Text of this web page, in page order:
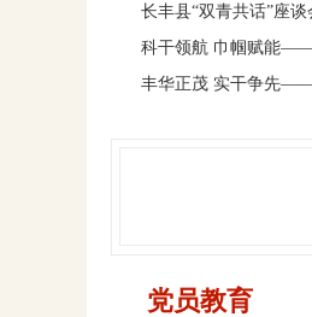
长丰县“双青共话”座
科干领航 巾帼赋能——
丰华正茂 实干争先——
党员教育